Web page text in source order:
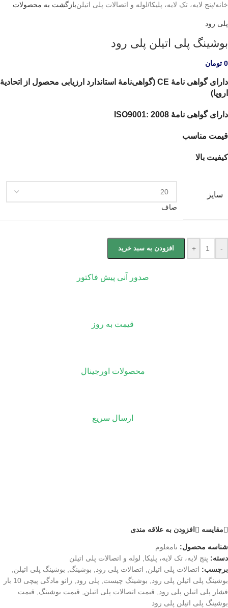
خانه/پنج لایه، تک لایه، پلیکا/لوله و اتصالات پلی اتیلنبازگشت به محصولات
پلی رود
بوشینگ پلی اتیلن پلی رود
0 تومان
دارای گواهی نامۀ CE (گواهی‌نامۀ استاندارد ارزیابی محصول از اتحادیۀ
اروپا)
دارای گواهی نامۀ ISO9001: 2008
قیمت مناسب
کیفیت بالا
سایز
صاف
-
+ افزودن به سبد خرید
صدور آنی پیش فاکتور
قیمت به روز
محصولات اورجینال
ارسال سریع
مقايسه افزودن به علاقه مندی
شناسه محصول: نامعلوم
دسته: پنج لایه، تک لایه، پلیکا
لوله و اتصالات پلی اتیلن
برچسب: اتصالات پلی اتیلن اتصالات پلی رود بوشینگ بوشینگ پلی اتیلن
بوشینگ پلی اتیلن پلی رود
بوشینگ چیست پلی رود
زانو مادگی پیچی 10 بار
فشار پلی اتیلن پلی رود
قیمت اتصالات پلی اتیلن قیمت بوشینگ
قیمت
بوشینگ پلی اتیلن پلی رود